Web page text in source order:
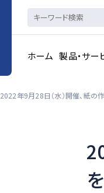
ホーム 製品・サー
2022年9月28日（水）開催、紙